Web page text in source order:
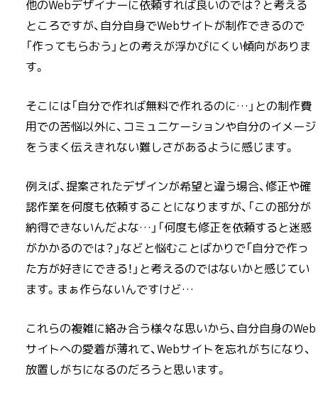
他のWebデザイナーに依頼すれば良いのでは？と考える
ところですが、自分自身でWebサイトが制作できるので
「作ってもらおう」との考えが浮かびにくい傾向がありま
す。
そこには「自分で作れば無料で作れるのに…」との制作費
用での苦悩以外に、コミュニケーションや自分のイメージ
をうまく伝えきれない難しさがあるように感じます。
例えば、提案されたデザインが希望と違う場合、修正や確
認作業を何度も依頼することになりますが、「この部分が
納得できないんだよな…」「何度も修正を依頼すると迷惑
がかかるのでは？」などと悩むことばかりで「自分で作っ
た方が好きにできる！」と考えるのではないかと感じてい
ます。まぁ作らないんですけど…
これらの複雑に絡み合う様々な思いから、自分自身のWeb
サイトへの愛着が薄れて、Webサイトを忘れがちになり、
放置しがちになるのだろうと思います。